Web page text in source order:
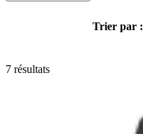
Trier par :
7 résultats